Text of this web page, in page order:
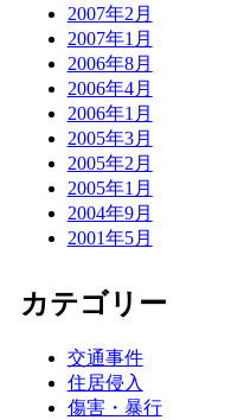
2007年2月
2007年1月
2006年8月
2006年4月
2006年1月
2005年3月
2005年2月
2005年1月
2004年9月
2001年5月
カテゴリー
交通事件
住居侵入
傷害・暴行